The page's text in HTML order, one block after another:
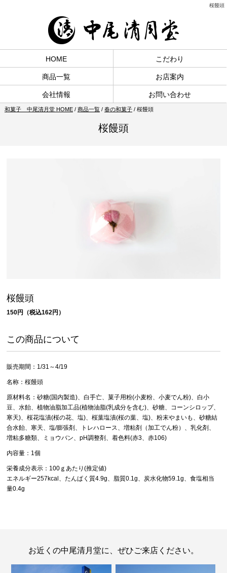
桜饅頭
HOME こだわり
商品一覧 お店案内
会社情報 お問い合わせ
和菓子 中尾清月堂 HOME/ 商品一覧/ 春の和菓子/ 桜饅頭
桜饅頭
桜饅頭
150円（税込162円）
この商品について
販売期間：1/31～4/19
名称：桜饅頭
原材料名：砂糖(国内製造)、白手亡、菓子用粉(小麦粉、小麦でん粉)、白小
豆、水飴、植物油脂加工品(植物油脂(乳成分を含む)、砂糖、コーンシロップ、
寒天)、桜花塩漬(桜の花、塩)、桜葉塩漬(桜の葉、塩)、粉末やまいも、砂糖結
合水飴、寒天、塩/膨張剤、トレハロース、増粘剤（加工でん粉）、乳化剤、
増粘多糖類、ミョウバン、pH調整剤、着色料(赤3、赤106)
内容量：1個
栄養成分表示：100ｇあたり(推定値)
エネルギー257kcal、たんぱく質4.9g、脂質0.1g、炭水化物59.1g、食塩相当
量0.4g
お近くの中尾清月堂に、ぜひご来店ください。